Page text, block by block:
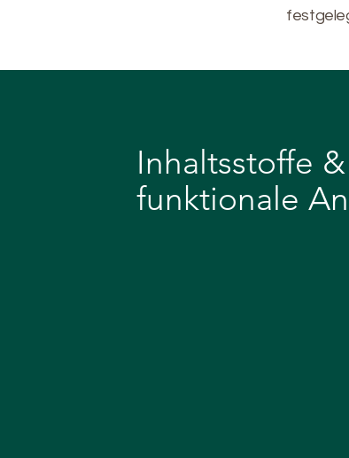
Inhaltsstoffe &
funktionale